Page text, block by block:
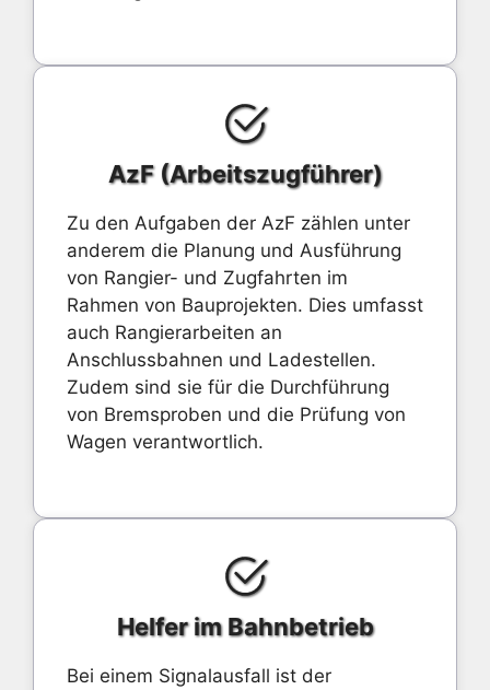
AzF (Arbeitszugführer)
Zu den Aufgaben der AzF zählen unter
anderem die Planung und Ausführung
von Rangier- und Zugfahrten im
Rahmen von Bauprojekten. Dies umfasst
auch Rangierarbeiten an
Anschlussbahnen und Ladestellen.
Zudem sind sie für die Durchführung
von Bremsproben und die Prüfung von
Wagen verantwortlich.
Helfer im Bahnbetrieb
Bei einem Signalausfall ist der